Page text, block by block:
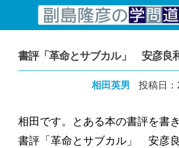
コンテンツへスキップ
書評「革命とサブカル」 安彦
相田英男 投稿日
相田です。とある本の書評を書き
書評「革命とサブカル」 安彦